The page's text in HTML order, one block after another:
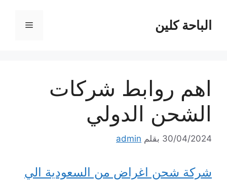
المحتوىالباحة كلين القائمة
اهم روابط شركات
الشحن الدولي
30/04/2024 بقلم admin
شركة شحن اغراض من السعودية الي